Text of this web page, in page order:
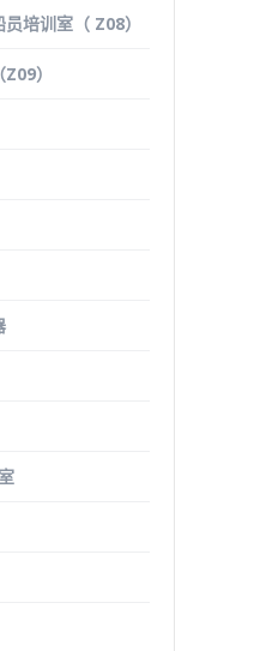
培训室（ Z08）
）